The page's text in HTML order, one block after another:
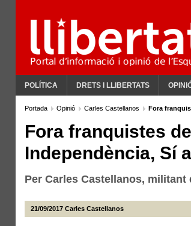
POLÍTICA DRETS I LLIBERTATS
Portada Opinió Carles Castellanos Fora
Fora franquistes
Independència, Sí
Per Carles Castellanos,
21/09/2017 Carles Castellanos